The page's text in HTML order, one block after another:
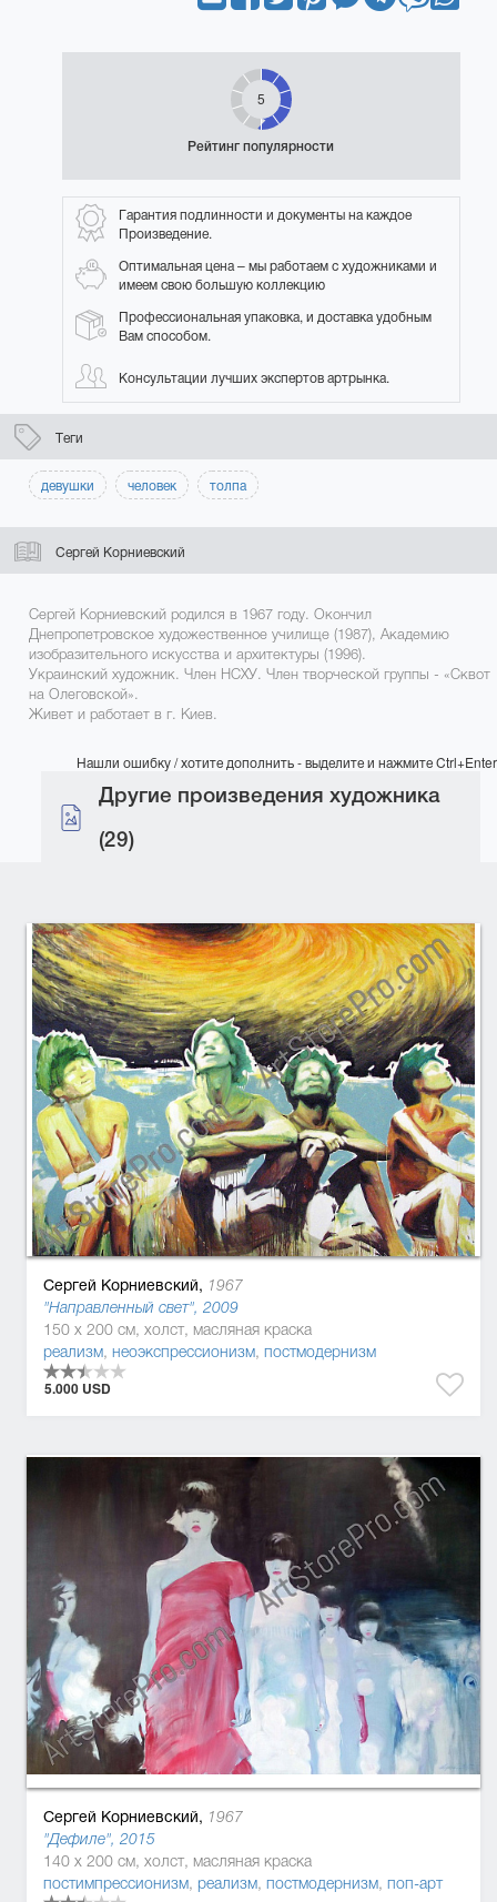
5
Рейтинг популярности
Гарантия подлинности и документы на каждое
Произведение.
Оптимальная цена – мы работаем с художниками и
имеем свою большую коллекцию
Профессиональная упаковка, и доставка удобным
Вам способом.
Консультации лучших экспертов артрынка.
Теги
девушки человек толпа
Сергей Корниевский
Сергей Корниевский родился в 1967 году. Окончил
Днепропетровское художественное училище (1987), Академию
изобразительного искусства и архитектуры (1996).
Украинский художник. Член НСХУ. Член творческой группы - «Сквот
на Олеговской».
Живет и работает в г. Киев.
Нашли ошибку / хотите дополнить - выделите и нажмите Ctrl+Enter
Другие произведения художника
(29)
Сергей Корниевский, 1967
"Направленный свет", 2009
150 x 200 см, холст, масляная краска
реализм, неоэкспрессионизм, постмодернизм
5.000 USD
Сергей Корниевский, 1967
"Дефиле", 2015
140 x 200 см, холст, масляная краска
постимпрессионизм, реализм, постмодернизм, поп-арт